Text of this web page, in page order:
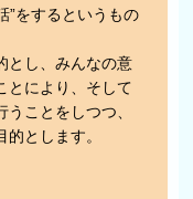
”をするというもの
とし、みんなの意
とにより、そして
ことをしつつ、
とします。